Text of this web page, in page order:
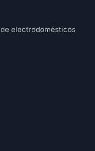
electrodomésticos